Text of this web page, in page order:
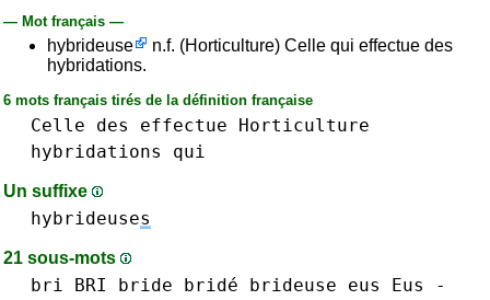
— Mot français —
hybrideuse
n.f. (Horticulture) Celle qui effectue des
hybridations.
6 mots français tirés de la définition française
Celle des effectue
Horticulture
hybridations
qui
Un suffixe
hybrideuses
21 sous-mots
bri BRI bride bridé brideuse eus Eus
-